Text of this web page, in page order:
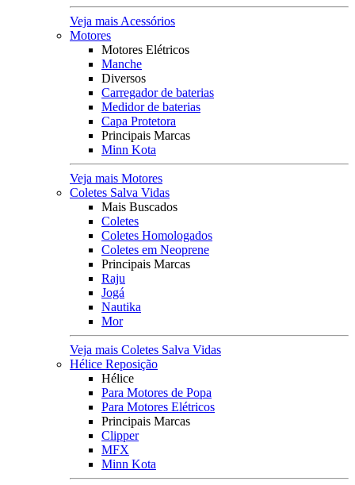
Veja mais Acessórios
Motores
Motores Elétricos
Manche
Diversos
Carregador de baterias
Medidor de baterias
Capa Protetora
Principais Marcas
Minn Kota
Veja mais Motores
Coletes Salva Vidas
Mais Buscados
Coletes
Coletes Homologados
Coletes em Neoprene
Principais Marcas
Raju
Jogá
Nautika
Mor
Veja mais Coletes Salva Vidas
Hélice Reposição
Hélice
Para Motores de Popa
Para Motores Elétricos
Principais Marcas
Clipper
MFX
Minn Kota